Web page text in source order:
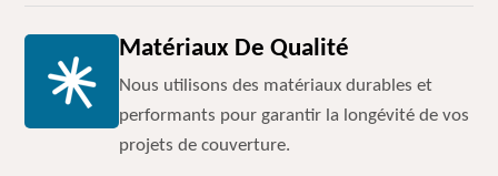
Matériaux De Qualité
Nous utilisons des matériaux durables et
performants pour garantir la longévité de vos
projets de couverture.